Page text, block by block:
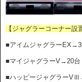
【ジャグラーコーナー設
■アイムジャグラー
■マイジャグラーV→20台
■ハッピージャグラー